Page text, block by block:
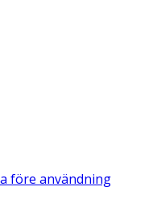
före användning